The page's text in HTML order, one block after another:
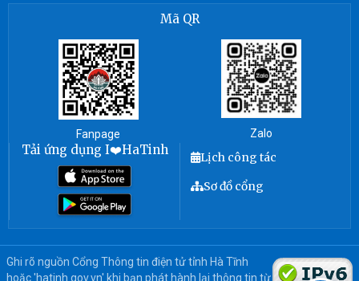
Mã QR
Fanpage Zalo
Tải ứng dụng I❤️HaTinh
Lịch công tác
Sơ đồ cổng
Ghi rõ nguồn Cổng Thông tin điện tử tỉnh Hà Tĩnh
hoặc 'hatinh.gov.vn' khi bạn phát hành lại thông tin từ